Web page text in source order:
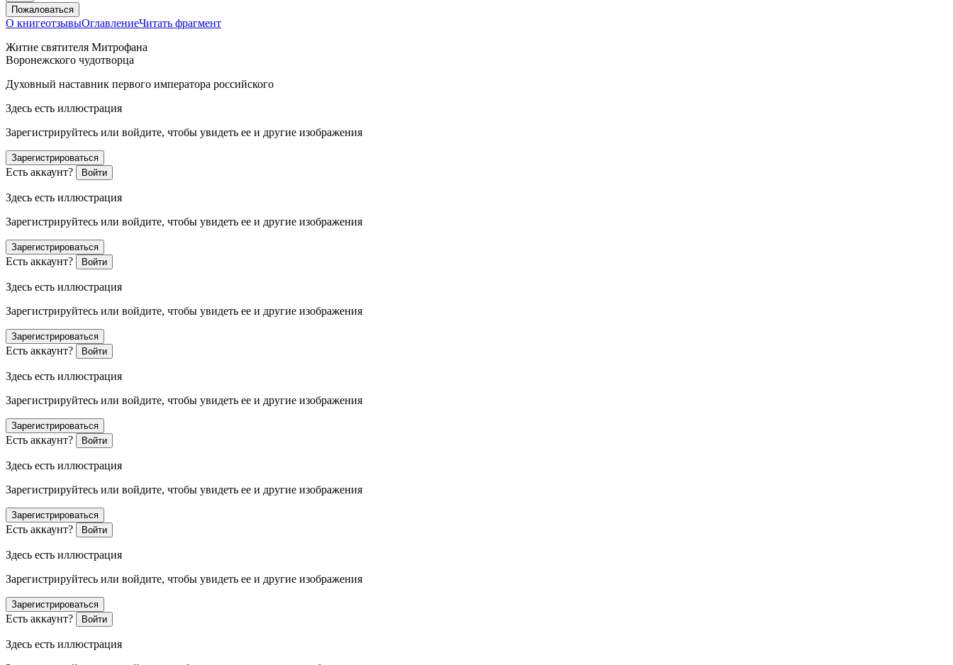
Пожаловаться
О книгеотзывыОглавлениеЧитать фрагмент
Житие святителя Митрофана
Воронежского чудотворца
Духовный наставник первого императора российского
Здесь есть иллюстрация
Зарегистрируйтесь или войдите, чтобы увидеть ее и другие изображения
Зарегистрироваться
Есть аккаунт? Войти
Здесь есть иллюстрация
Зарегистрируйтесь или войдите, чтобы увидеть ее и другие изображения
Зарегистрироваться
Есть аккаунт? Войти
Здесь есть иллюстрация
Зарегистрируйтесь или войдите, чтобы увидеть ее и другие изображения
Зарегистрироваться
Есть аккаунт? Войти
Здесь есть иллюстрация
Зарегистрируйтесь или войдите, чтобы увидеть ее и другие изображения
Зарегистрироваться
Есть аккаунт? Войти
Здесь есть иллюстрация
Зарегистрируйтесь или войдите, чтобы увидеть ее и другие изображения
Зарегистрироваться
Есть аккаунт? Войти
Здесь есть иллюстрация
Зарегистрируйтесь или войдите, чтобы увидеть ее и другие изображения
Зарегистрироваться
Есть аккаунт? Войти
Здесь есть иллюстрация